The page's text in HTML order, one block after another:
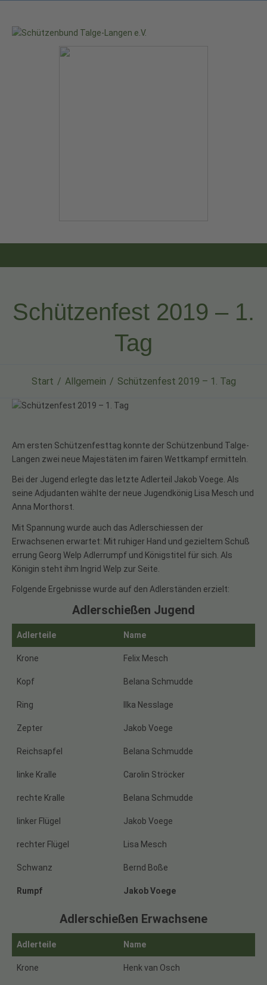
Schützenfest 2019 – 1.
Tag
Start Allgemein Schützenfest 2019 – 1. Tag
Am ersten Schützenfesttag konnte der Schützenbund Talge-
Langen zwei neue Majestäten im fairen Wettkampf ermitteln.
Bei der Jugend erlegte das letzte Adlerteil Jakob Voege. Als
seine Adjudanten wählte der neue Jugendkönig Lisa Mesch und
Anna Morthorst.
Mit Spannung wurde auch das Adlerschiessen der
Erwachsenen erwartet: Mit ruhiger Hand und gezieltem Schuß
errung Georg Welp Adlerrumpf und Königstitel für sich. Als
Königin steht ihm Ingrid Welp zur Seite.
Folgende Ergebnisse wurde auf den Adlerständen erzielt:
Adlerschießen Jugend
Adlerteile Name
Krone Felix Mesch
Kopf Belana Schmudde
Ring Ilka Nesslage
Zepter Jakob Voege
Reichsapfel Belana Schmudde
linke Kralle Carolin Ströcker
rechte Kralle Belana Schmudde
linker Flügel Jakob Voege
rechter Flügel Lisa Mesch
Schwanz Bernd Boße
Rumpf Jakob Voege
Adlerschießen Erwachsene
Adlerteile Name
Krone Henk van Osch